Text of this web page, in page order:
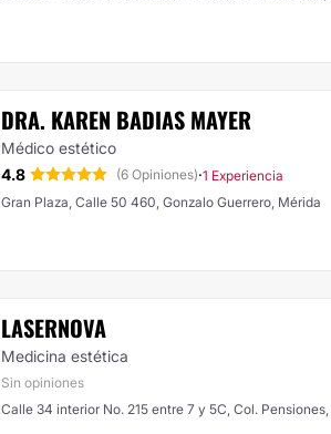
DRA. KAREN BADIAS MAYER
Médico estético
4.8
(6 Opiniones)·1 Experiencia
Gran Plaza, Calle 50 460, Gonzalo Guerrero, Mérida
LASERNOVA
Medicina estética
Sin opiniones
Calle 34 interior No. 215 entre 7 y 5C, Col.